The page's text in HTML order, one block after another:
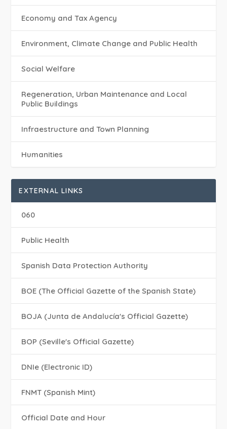
Economy and Tax Agency
Environment, Climate Change and Public Health
Social Welfare
Regeneration, Urban Maintenance and Local
Public Buildings
Infraestructure and Town Planning
Humanities
EXTERNAL LINKS
060
Public Health
Spanish Data Protection Authority
BOE (The Official Gazette of the Spanish State)
BOJA (Junta de Andalucía's Official Gazette)
BOP (Seville's Official Gazette)
DNIe (Electronic ID)
FNMT (Spanish Mint)
Official Date and Hour